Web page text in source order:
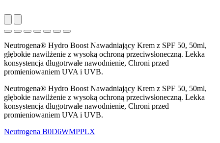
Neutrogena® Hydro Boost Nawadniający Krem z SPF 50, 50ml,
głębokie nawilżenie z wysoką ochroną przeciwsłoneczną. Lekka
konsystencja długotrwałe nawodnienie, Chroni przed
promieniowaniem UVA i UVB.
Neutrogena® Hydro Boost Nawadniający Krem z SPF 50, 50ml,
głębokie nawilżenie z wysoką ochroną przeciwsłoneczną. Lekka
konsystencja długotrwałe nawodnienie, Chroni przed
promieniowaniem UVA i UVB.
Neutrogena B0D6WMPPLX